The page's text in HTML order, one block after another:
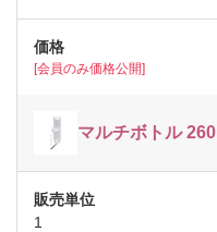
[会員のみ価格公開]
マルチボトル 260
1